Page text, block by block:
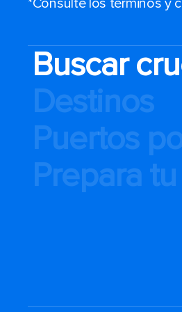
*Consulte los términos y
Buscar
Destinos
Puertos
Prepara